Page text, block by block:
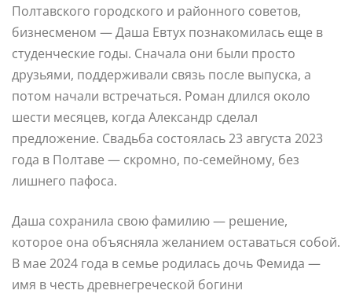
Полтавского городского и районного советов,
бизнесменом — Даша Евтух познакомилась еще в
студенческие годы. Сначала они были просто
друзьями, поддерживали связь после выпуска, а
потом начали встречаться. Роман длился около
шести месяцев, когда Александр сделал
предложение. Свадьба состоялась 23 августа 2023
года в Полтаве — скромно, по-семейному, без
лишнего пафоса.
Даша сохранила свою фамилию — решение,
которое она объясняла желанием оставаться собой.
В мае 2024 года в семье родилась дочь Фемида —
имя в честь древнегреческой богини